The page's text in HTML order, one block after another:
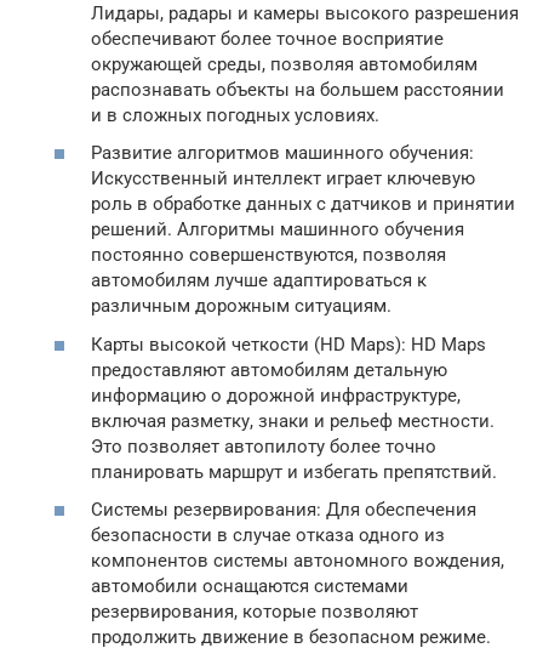
Лидары, радары и камеры высокого разрешения
обеспечивают более точное восприятие
окружающей среды, позволяя автомобилям
распознавать объекты на большем расстоянии
и в сложных погодных условиях.
Развитие алгоритмов машинного обучения:
Искусственный интеллект играет ключевую
роль в обработке данных с датчиков и принятии
решений. Алгоритмы машинного обучения
постоянно совершенствуются, позволяя
автомобилям лучше адаптироваться к
различным дорожным ситуациям.
Карты высокой четкости (HD Maps): HD Maps
предоставляют автомобилям детальную
информацию о дорожной инфраструктуре,
включая разметку, знаки и рельеф местности.
Это позволяет автопилоту более точно
планировать маршрут и избегать препятствий.
Системы резервирования: Для обеспечения
безопасности в случае отказа одного из
компонентов системы автономного вождения,
автомобили оснащаются системами
резервирования, которые позволяют
продолжить движение в безопасном режиме.